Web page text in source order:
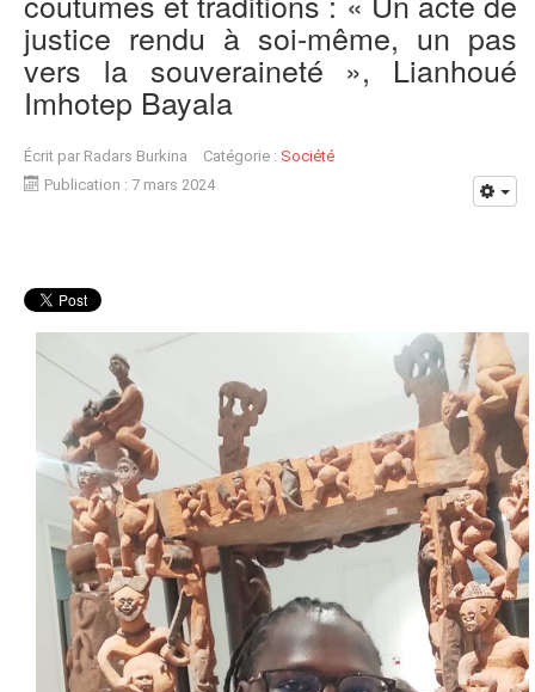
justice rendu à soi-même, un pas
vers la souveraineté », Lianhoué
Imhotep Bayala
Écrit par Radars Burkina Catégorie : Société
Publication : 7 mars 2024